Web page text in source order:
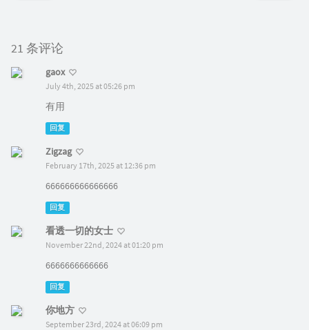
21 条评论
gaox
July 4th, 2025 at 05:26 pm
有用
回复
Zigzag
February 17th, 2025 at 12:36 pm
666666666666666
回复
看透一切的女士
November 22nd, 2024 at 01:20 pm
6666666666666
回复
你地方
September 23rd, 2024 at 06:09 pm